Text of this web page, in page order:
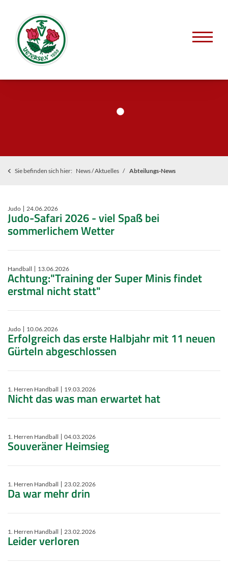
Sie befinden sich hier: News / Aktuelles Abteilungs-News
Judo 24.06.2026
Judo-Safari 2026 - viel Spaß bei
sommerlichem Wetter
Handball 13.06.2026
Achtung:"Training der Super Minis findet
erstmal nicht statt"
Judo 10.06.2026
Erfolgreich das erste Halbjahr mit 11 neuen
Gürteln abgeschlossen
1. Herren Handball 19.03.2026
Nicht das was man erwartet hat
1. Herren Handball 04.03.2026
Souveräner Heimsieg
1. Herren Handball 23.02.2026
Da war mehr drin
1. Herren Handball 23.02.2026
Leider verloren